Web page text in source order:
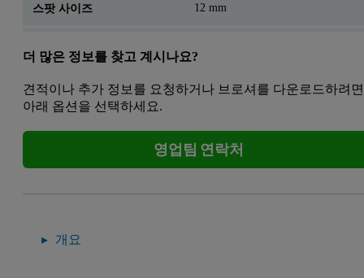
스팟 사이즈 12 mm
더 많은 정보를 찾고 계시나요?
견적이나 추가 정보를 요청하거나 브로셔를 다운로드하려면
아래 옵션을 선택하세요.
영업팀 연락처
개요